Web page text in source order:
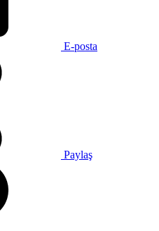
E-posta
Paylaş